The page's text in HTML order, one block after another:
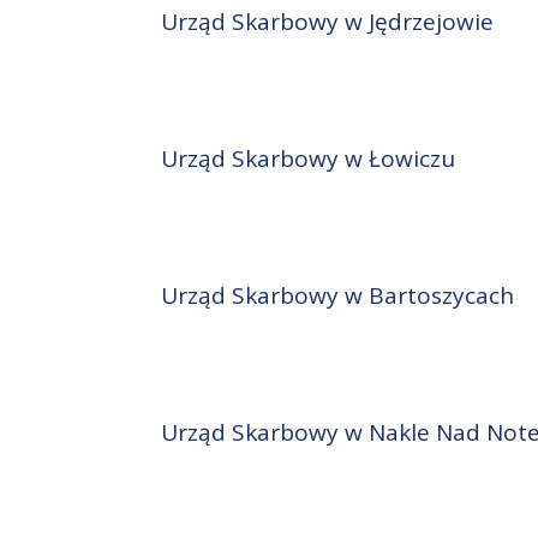
Urząd Skarbowy w Jędrzejowie
Urząd Skarbowy w Łowiczu
Urząd Skarbowy w Bartoszycach
Urząd Skarbowy w Nakle Nad